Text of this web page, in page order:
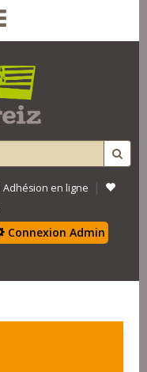
Adhésion en ligne |
Connexion Admin